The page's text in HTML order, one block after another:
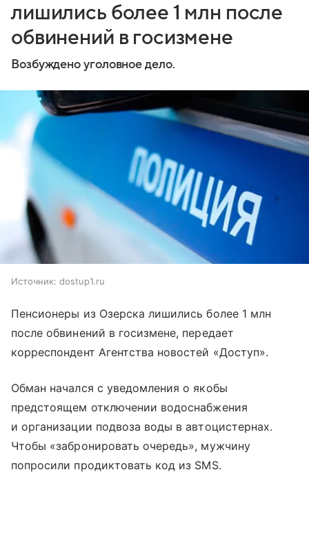
лишились более 1 млн после
обвинений в госизмене
Возбуждено уголовное дело.
Источник: dostup1.ru
Пенсионеры из Озерска лишились более 1 млн
после обвинений в госизмене, передает
корреспондент Агентства новостей «Доступ».
Обман начался с уведомления о якобы
предстоящем отключении водоснабжения
и организации подвоза воды в автоцистернах.
Чтобы «забронировать очередь», мужчину
попросили продиктовать код из SMS.